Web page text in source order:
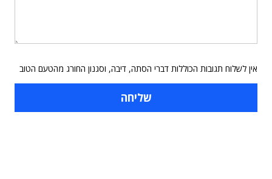
אין לשלוח תגובות הכוללות דברי הסתה, דיבה, וסגנון החורג מהטעם הטוב